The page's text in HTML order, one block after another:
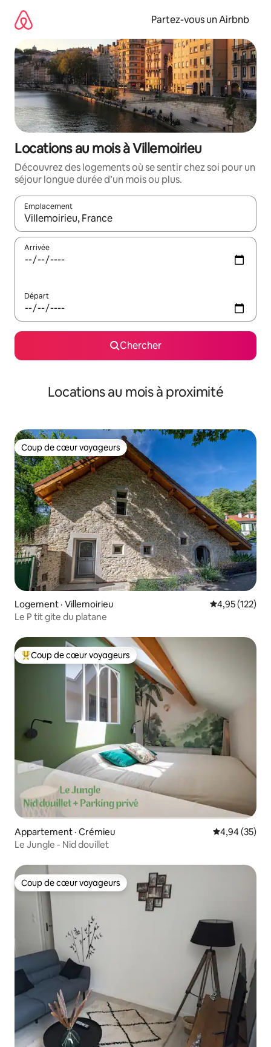
directement
contenu
Partez-vous un Airbnb
Locations au mois à Villemoirieu
Découvrez des logements où se sentir chez soi pour un
séjour longue durée d’un mois ou plus.
Emplacement
Quand les résultats sont affichés, parcourez-les en utilisant
Arrivée
Départ
Chercher
Locations au mois à proximité
Coup de cœur voyageurs
Coup de cœur voyageurs
Logement · Villemoirieu Note
4,95 (122)
Le P tit gite du platane
Coup de cœur voyageurs parmi les plus aimés
Coup de cœur voyageurs
Appartement · Crémieu Note
4,94 (35)
Le Jungle - Nid douillet
Coup de cœur voyageurs
Coup de cœur voyageurs